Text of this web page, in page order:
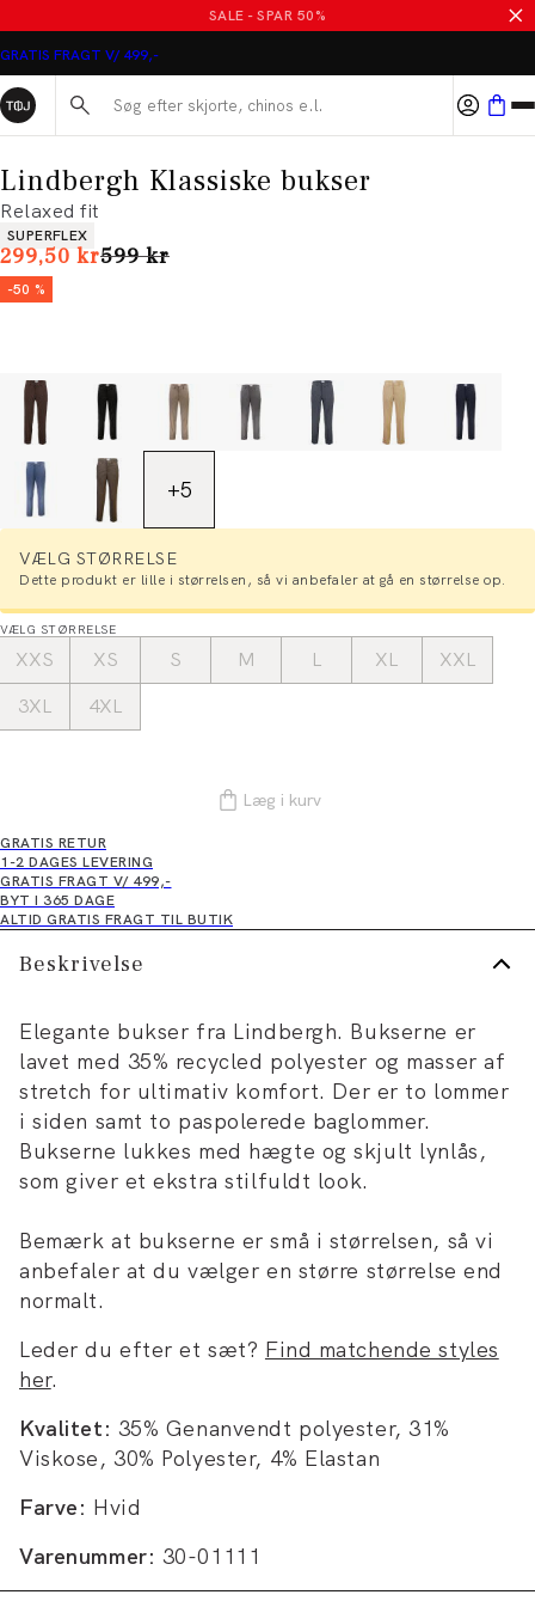
SALE - SPAR 50%
GRATIS FRAGT V/ 499,-
Søg her...
Lindbergh Klassiske bukser
Relaxed fit
Produkt egenskaber
SUPERFLEX
299,50 krI alt (uden rabat)
599 kr
-50 %
+5
VÆLG STØRRELSE
Dette produkt er lille i størrelsen, så vi anbefaler at gå en størrelse op.
VÆLG STØRRELSE
XXS XS S M L XL
XXL
3XL
4XL
Læg i kurv
GRATIS RETUR
1-2 DAGES LEVERING
GRATIS FRAGT V/ 499,-
BYT I 365 DAGE
ALTID GRATIS FRAGT TIL BUTIK
Beskrivelse
Elegante bukser fra Lindbergh. Bukserne er
lavet med 35% recycled polyester og masser af
stretch for ultimativ komfort. Der er to lommer
i siden samt to paspolerede baglommer.
Bukserne lukkes med hægte og skjult lynlås,
som giver et ekstra stilfuldt look.
Bemærk at bukserne er små i størrelsen, så vi
anbefaler at du vælger en større størrelse end
normalt.
Leder du efter et sæt? Find matchende styles
her.
Kvalitet: 35% Genanvendt polyester, 31%
Viskose, 30% Polyester, 4% Elastan
Farve: Hvid
Varenummer: 30-01111